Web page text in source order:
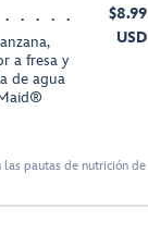
a fresa y
de agua
$8.99
USD
las pautas de nutrición de